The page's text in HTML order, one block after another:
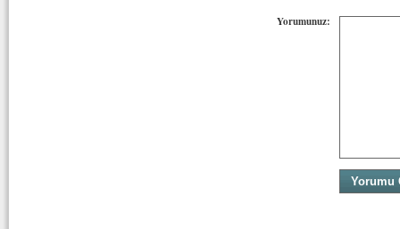
Yorumunuz: